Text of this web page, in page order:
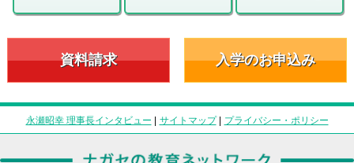
資料請求 入学のお申込み
永瀬昭幸 理事長インタビュー | サイトマップ| プライバシー・ポリシー